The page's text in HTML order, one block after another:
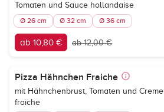
Tomaten und Sauce hollandaise
Ø 26 cm Ø 32 cm Ø 36 cm
ab 10,80 € ab 12,00 €
Pizza Hähnchen Fraiche
mit Hähnchenbrust, Tomaten und Creme
fraiche